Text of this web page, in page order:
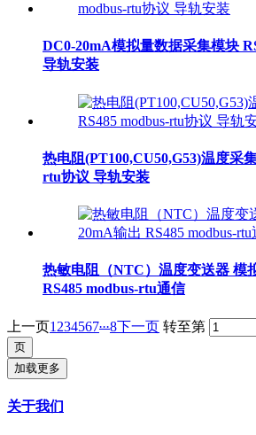
DC0-20mA模拟量数据采集模块
导轨安装
热电阻(PT100,CU50,G53)温度采
rtu协议 导轨安装
热敏电阻（NTC）温度变送器 模
RS485 modbus-rtu通信
上一页1 234567...8下一页 转至第
加载更多
关于我们